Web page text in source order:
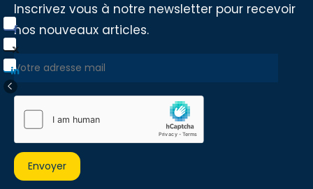
Inscrivez vous à notre newsletter pour recevoir
nos nouveaux articles.